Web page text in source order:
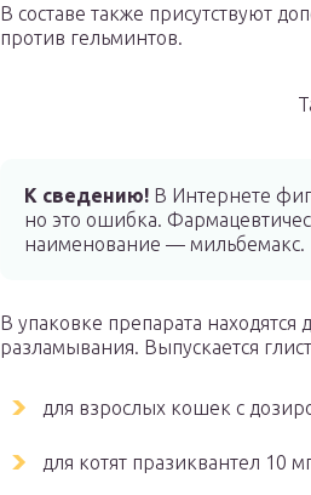
В составе также присутствуют
против гельминтов.
К сведению! В Интернете
но это ошибка.
наименование — мильбемакс.
В упаковке препарата
разламывания. Выпускается
для взрослых кошек с
для котят празиквантел 10